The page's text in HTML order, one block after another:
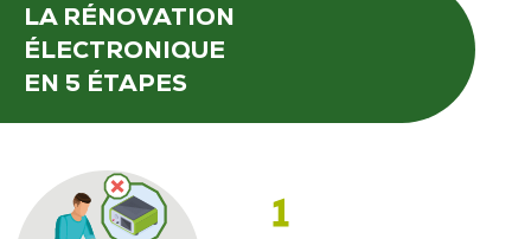
LA RÉNOVATION
ÉLECTRONIQUE
EN 5 ÉTAPES